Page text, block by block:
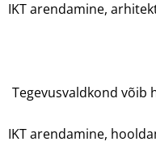
IKT arendamine,
Tegevusvaldkond võib
IKT arendamine,